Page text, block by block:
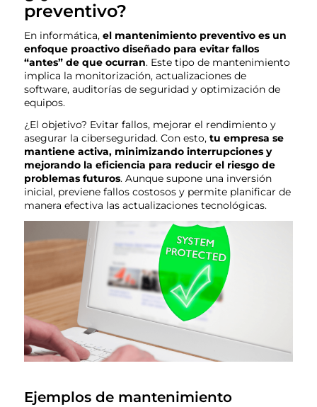
preventivo?
En informática, el mantenimiento preventivo es un
enfoque proactivo diseñado para evitar fallos
“antes” de que ocurran. Este tipo de mantenimiento
implica la monitorización, actualizaciones de
software, auditorías de seguridad y optimización de
equipos.
¿El objetivo? Evitar fallos, mejorar el rendimiento y
asegurar la ciberseguridad. Con esto, tu empresa se
mantiene activa, minimizando interrupciones y
mejorando la eficiencia para reducir el riesgo de
problemas futuros. Aunque supone una inversión
inicial, previene fallos costosos y permite planificar de
manera efectiva las actualizaciones tecnológicas.
Ejemplos de mantenimiento